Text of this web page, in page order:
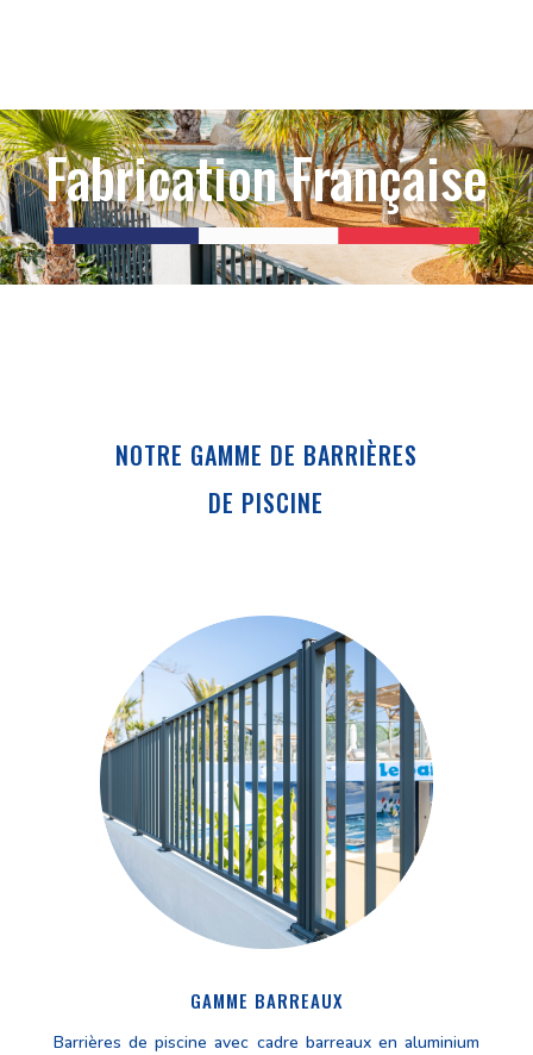
Fabrication Française
NOTRE GAMME DE BARRIÈRES
DE PISCINE
GAMME BARREAUX
Barrières de piscine avec cadre barreaux en aluminium